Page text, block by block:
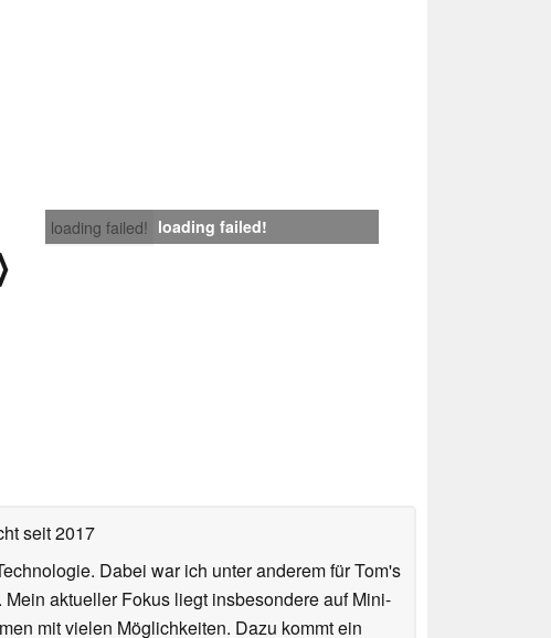
loading failed! loading failed!
seit 2017
Dabei war ich unter anderem für Tom's
aktueller Fokus liegt insbesondere auf Mini-
mit vielen Möglichkeiten. Dazu kommt ein